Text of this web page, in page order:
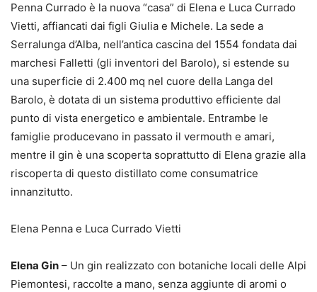
Penna Currado è la nuova “casa” di Elena e Luca Currado
Vietti, affiancati dai figli Giulia e Michele. La sede a
Serralunga d’Alba, nell’antica cascina del 1554 fondata dai
marchesi Falletti (gli inventori del Barolo), si estende su
una superficie di 2.400 mq nel cuore della Langa del
Barolo, è dotata di un sistema produttivo efficiente dal
punto di vista energetico e ambientale. Entrambe le
famiglie producevano in passato il vermouth e amari,
mentre il gin è una scoperta soprattutto di Elena grazie alla
riscoperta di questo distillato come consumatrice
innanzitutto.
Elena Penna e Luca Currado Vietti
Elena Gin – Un gin realizzato con botaniche locali delle Alpi
Piemontesi, raccolte a mano, senza aggiunte di aromi o